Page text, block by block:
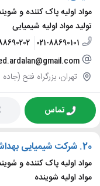
مواد اولیه پاک کننده و
تولید مواد اولیه شیمیایی
021-88690101
تهران، بزرگراه فتح
تماس
20. شرکت شیمیایی
مواد اولیه پاک کننده و
مواد اولیه شوینده